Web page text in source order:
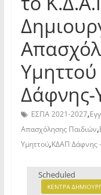
Δάφνης-
ΕΣΠΑ 2021-2027,
Απασχόλησης Παιδιών,
Υμηττού,ΚΔΑΠ Δάφνης
Scheduled
ΚΕΝΤΡΑ